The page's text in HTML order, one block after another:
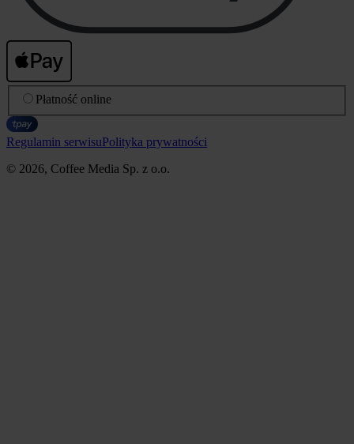
Płatność online
Regulamin serwisuPolityka prywatności
© 2026, Coffee Media Sp. z o.o.